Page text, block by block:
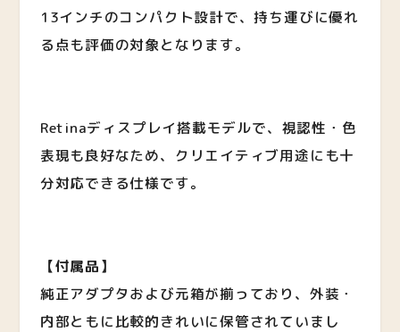
13インチのコンパクト設計で、持ち運びに優れ
る点も評価の対象となります。
Retinaディスプレイ搭載モデルで、視認性・色
表現も良好なため、クリエイティブ用途にも十
分対応できる仕様です。
【付属品】
純正アダプタおよび元箱が揃っており、外装・
内部ともに比較的きれいに保管されていまし